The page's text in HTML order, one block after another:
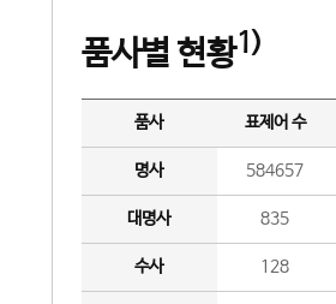
품사별 현황1)
품사 표제어 수
명사 584657
대명사 835
수사 128